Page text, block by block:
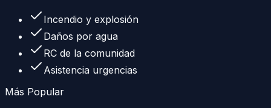
Incendio y explosión
Daños por agua
RC de la comunidad
Asistencia urgencias
Más Popular